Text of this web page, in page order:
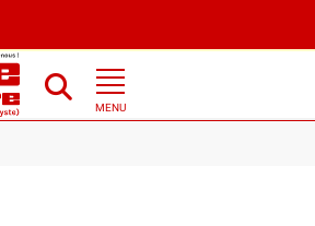
MENU
Moselle : Philippot : le grand n’importe quoi